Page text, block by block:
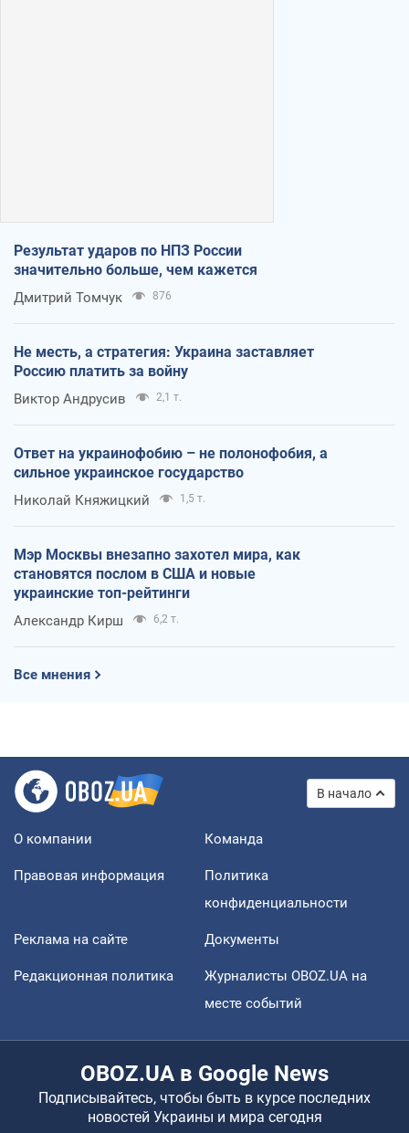
Результат ударов по НПЗ России
значительно больше, чем кажется
Дмитрий Томчук 876
Не месть, а стратегия: Украина заставляет
Россию платить за войну
Виктор Андрусив 2,1 т.
Ответ на украинофобию – не полонофобия, а
сильное украинское государство
Николай Княжицкий 1,5 т.
Мэр Москвы внезапно захотел мира, как
становятся послом в США и новые
украинские топ-рейтинги
Александр Кирш 6,2 т.
Все мнения
В начало
О компании Команда
Правовая информация
Политика
конфиденциальности
Реклама на сайте Документы
Редакционная политика
Журналисты OBOZ.UA на
месте событий
OBOZ.UA в Google News
Подписывайтесь, чтобы быть в курсе последних
новостей Украины и мира сегодня